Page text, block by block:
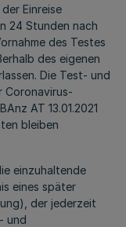
Einreise
24 Stunden nach
des Testes
des eigenen
Die Test- und
Coronavirus-
AT 13.01.2021
bleiben
einzuhaltende
eines später
der jederzeit
und